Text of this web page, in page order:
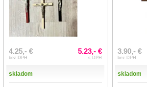
4.25,- €
bez DPH
5.23,- €
s DPH
skladom
3.90,- €
bez DPH
skladom